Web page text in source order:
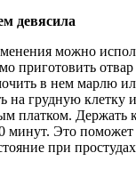
девясила
можно
приготовить
в нем марлю
на грудную клетку
платком. Держать
минут. Это
при